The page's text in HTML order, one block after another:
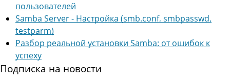
пользователей
Samba Server - Настройка (smb.conf, smbpasswd,
testparm)
Разбор реальной установки Samba: от ошибок к
успеху
Подписка на новости